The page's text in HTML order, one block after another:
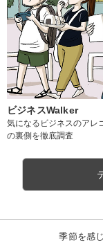
ビジネスWalker
気になるビジネスのアレ
の裏側を徹底調査
季節を感